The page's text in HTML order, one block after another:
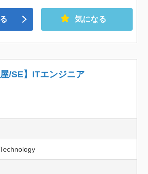
気になる
屋/SE】ITエンジニア